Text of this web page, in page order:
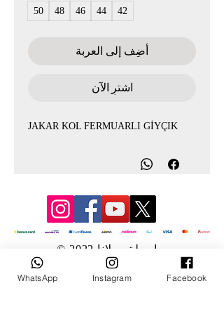
42
44
46
48
50
أضِف إلى العربة
اشترِ الآن
JAKAR KOL FERMUARLI GİYÇIK
© 2022 بواسطة مولانا
WhatsApp Instagram Facebook